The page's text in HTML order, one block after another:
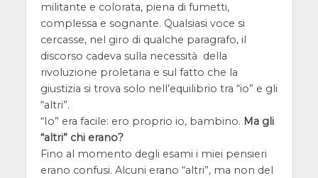
militante e colorata, piena di fumetti,
complessa e sognante. Qualsiasi voce si
cercasse, nel giro di qualche paragrafo, il
discorso cadeva sulla necessità della
rivoluzione proletaria e sul fatto che la
giustizia si trova solo nell’equilibrio tra “io” e gli
“altri”.
“Io” era facile: ero proprio io, bambino. Ma gli
“altri” chi erano?
Fino al momento degli esami i miei pensieri
erano confusi. Alcuni erano “altri”, ma non del